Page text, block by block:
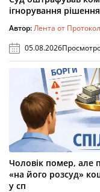
ігнорування
Автор:Лента от
05.08.2026
Чоловік помер, але
«на його розсуд»
у сп